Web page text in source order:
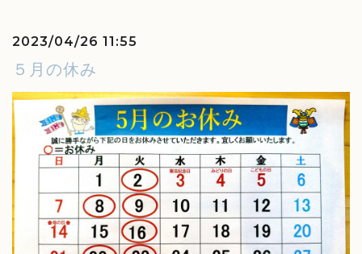
2023/04/26 11:55
５月の休み